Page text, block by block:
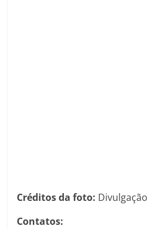
Créditos da foto: Divulgação
Contatos: